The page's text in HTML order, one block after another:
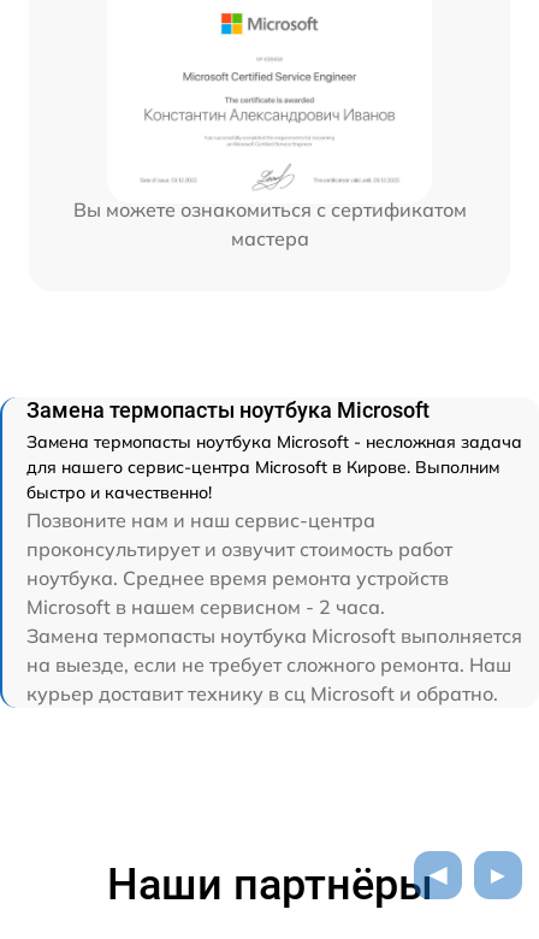
Вы можете ознакомиться с сертификатом
мастера
Замена термопасты ноутбука Microsoft
Замена термопасты ноутбука Microsoft - несложная задача
для нашего сервис-центра Microsoft в Кирове. Выполним
быстро и качественно!
Позвоните нам и наш сервис-центра
проконсультирует и озвучит стоимость работ
ноутбука. Среднее время ремонта устройств
Microsoft в нашем сервисном - 2 часа.
Замена термопасты ноутбука Microsoft выполняется
на выезде, если не требует сложного ремонта. Наш
курьер доставит технику в сц Microsoft и обратно.
Наши партнёры